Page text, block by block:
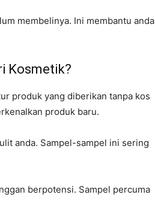
membelinya. Ini membantu anda
Kosmetik?
produk yang diberikan tanpa kos
produk baru.
anda. Sampel-sampel ini sering
berpotensi. Sampel percuma